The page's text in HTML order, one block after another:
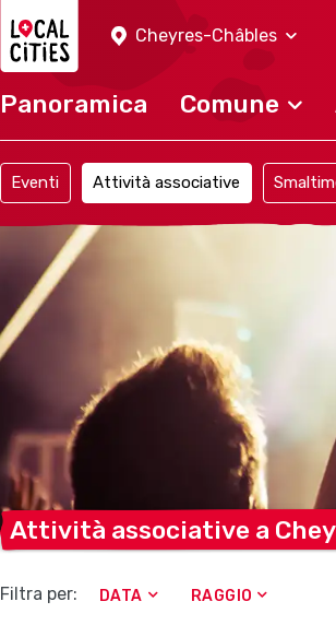
Cheyres-Châbles
Panoramica Comune
Eventi Attività associative
Attività associative a
Filtra per: DATA RAGGIO